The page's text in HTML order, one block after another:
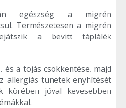
egészség a migrén
Természetesen a migrén
a bevitt táplálék
és a tojás csökkentése, majd
allergiás tünetek enyhítését
körében jóval kevesebben